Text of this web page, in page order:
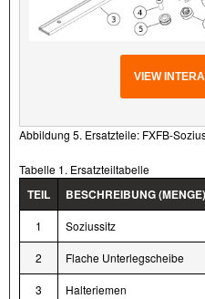
VIEW
Abbildung 5. Ersatzteile: FXFB-
Tabelle 1. Ersatzteiltabelle
TEIL BESCHREIBUNG (MENGE)
1 Soziussitz
2 Flache Unterlegscheibe
3 Halteriemen